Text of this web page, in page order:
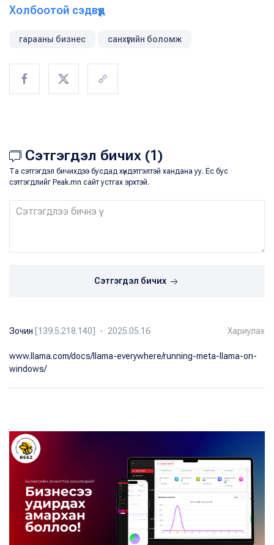
Холбоотой сэдвүүд
гарааны бизнес санхүүгийн боломж
Сэтгэгдэл бичих (1)
Та сэтгэгдэл бичихдээ бусдад хүндэтгэлтэй хандана уу. Ёс бус
сэтгэгдлийг Peak.mn сайт устгах эрхтэй.
Сэтгэгдэл бичих
Зочин [139.5.218.140] ・ 2025.05.16 Хариулах
www.llama.com/docs/llama-everywhere/running-meta-llama-on-
windows/